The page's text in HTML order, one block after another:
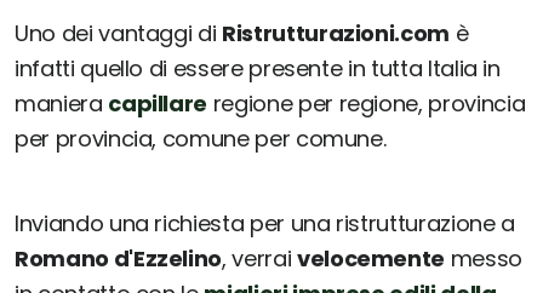
Uno dei vantaggi di Ristrutturazioni.com è
infatti quello di essere presente in tutta Italia in
maniera capillare regione per regione, provincia
per provincia, comune per comune.
Inviando una richiesta per una ristrutturazione a
Romano d'Ezzelino, verrai velocemente messo